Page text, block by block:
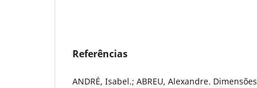
Referências
ANDRÉ, Isabel.; ABREU, Alexandre.